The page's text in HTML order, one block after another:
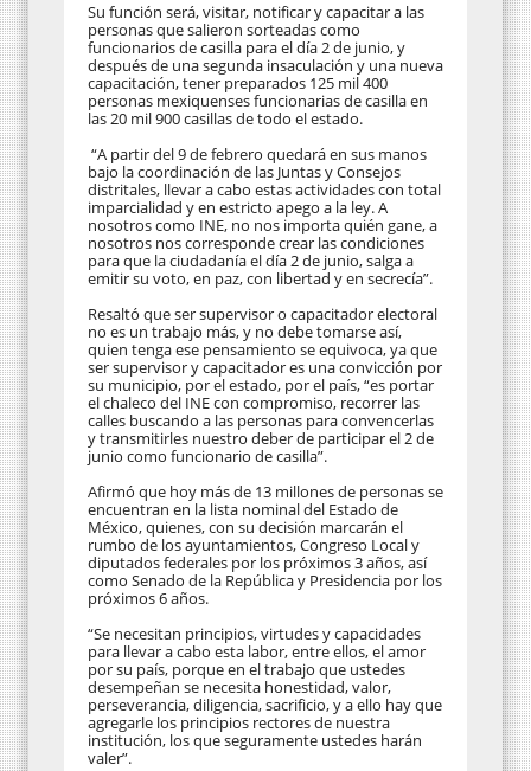
Su función será, visitar, notificar y capacitar a las
personas que salieron sorteadas como
funcionarios de casilla para el día 2 de junio, y
después de una segunda insaculación y una nueva
capacitación, tener preparados 125 mil 400
personas mexiquenses funcionarias de casilla en
las 20 mil 900 casillas de todo el estado.
“A partir del 9 de febrero quedará en sus manos
bajo la coordinación de las Juntas y Consejos
distritales, llevar a cabo estas actividades con total
imparcialidad y en estricto apego a la ley. A
nosotros como INE, no nos importa quién gane, a
nosotros nos corresponde crear las condiciones
para que la ciudadanía el día 2 de junio, salga a
emitir su voto, en paz, con libertad y en secrecía”.
Resaltó que ser supervisor o capacitador electoral
no es un trabajo más, y no debe tomarse así,
quien tenga ese pensamiento se equivoca, ya que
ser supervisor y capacitador es una convicción por
su municipio, por el estado, por el país, “es portar
el chaleco del INE con compromiso, recorrer las
calles buscando a las personas para convencerlas
y transmitirles nuestro deber de participar el 2 de
junio como funcionario de casilla”.
Afirmó que hoy más de 13 millones de personas se
encuentran en la lista nominal del Estado de
México, quienes, con su decisión marcarán el
rumbo de los ayuntamientos, Congreso Local y
diputados federales por los próximos 3 años, así
como Senado de la República y Presidencia por los
próximos 6 años.
“Se necesitan principios, virtudes y capacidades
para llevar a cabo esta labor, entre ellos, el amor
por su país, porque en el trabajo que ustedes
desempeñan se necesita honestidad, valor,
perseverancia, diligencia, sacrificio, y a ello hay que
agregarle los principios rectores de nuestra
institución, los que seguramente ustedes harán
valer”.